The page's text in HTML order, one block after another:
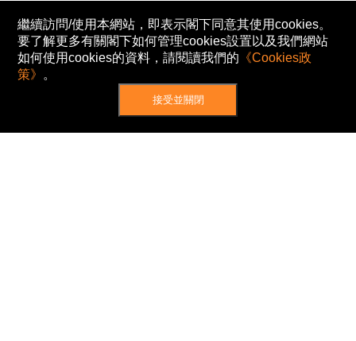
繼續訪問/使用本網站，即表示閣下同意其使用cookies。
要了解更多有關閣下如何管理cookies設置以及我們網站
如何使用cookies的資料，請閱讀我們的 《Cookies政
策》 。
接受並關閉